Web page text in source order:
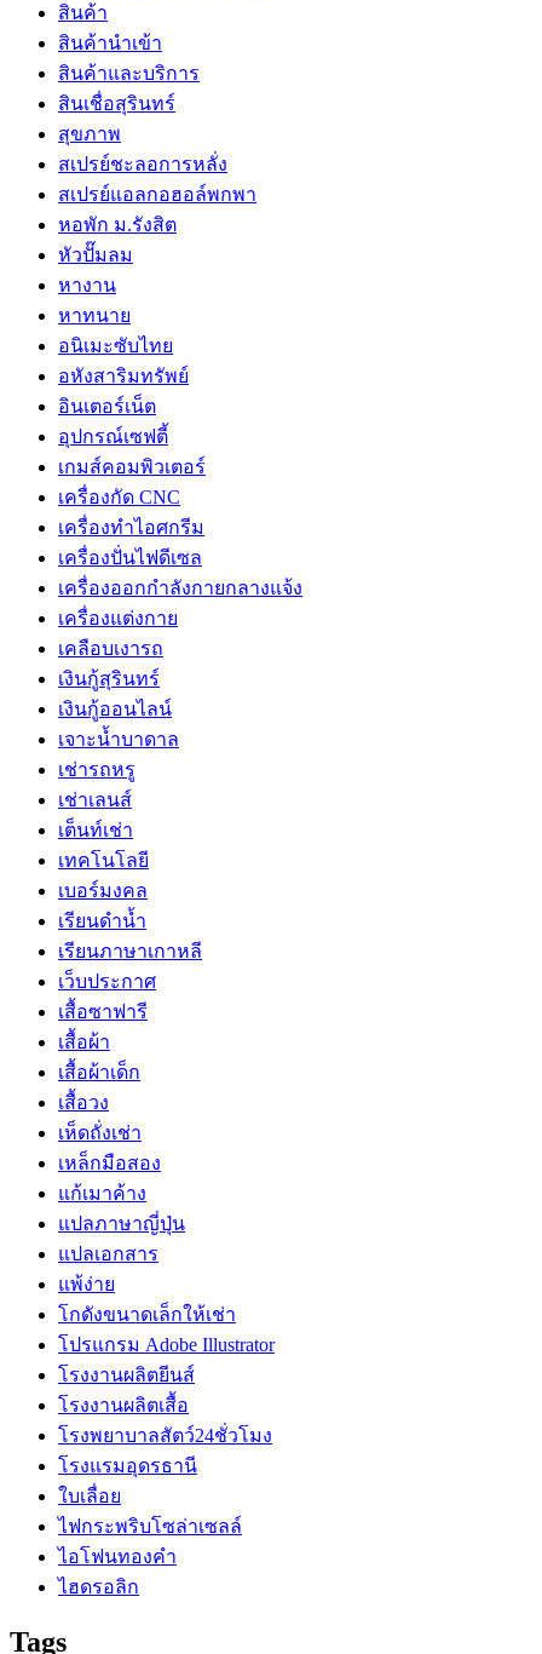
สินค้า
สินค้านำเข้า
สินค้าและบริการ
สินเชื่อสุรินทร์
สุขภาพ
สเปรย์ชะลอการหลั่ง
สเปรย์แอลกอฮอล์พกพา
หอพัก ม.รังสิต
หัวปั๊มลม
หางาน
หาทนาย
อนิเมะซับไทย
อหังสาริมทรัพย์
อินเตอร์เน็ต
อุปกรณ์เซฟตี้
เกมส์คอมพิวเตอร์
เครื่องกัด CNC
เครื่องทำไอศกรีม
เครื่องปั่นไฟดีเซล
เครื่องออกกำลังกายกลางแจ้ง
เครื่องแต่งกาย
เคลือบเงารถ
เงินกู้สุรินทร์
เงินกู้ออนไลน์
เจาะน้ำบาดาล
เช่ารถหรู
เช่าเลนส์
เต็นท์เช่า
เทคโนโลยี
เบอร์มงคล
เรียนดำน้ำ
เรียนภาษาเกาหลี
เว็บประกาศ
เสื้อซาฟารี
เสื้อผ้า
เสื้อผ้าเด็ก
เสื้อวง
เห็ดถั่งเช่า
เหล็กมือสอง
แก้เมาค้าง
แปลภาษาญี่ปุ่น
แปลเอกสาร
แพ้ง่าย
โกดังขนาดเล็กให้เช่า
โปรแกรม Adobe Illustrator
โรงงานผลิตยีนส์
โรงงานผลิตเสื้อ
โรงพยาบาลสัตว์24ชั่วโมง
โรงแรมอุดรธานี
ใบเลื่อย
ไฟกระพริบโซล่าเซลล์
ไอโฟนทองคำ
ไฮดรอลิก
Tags